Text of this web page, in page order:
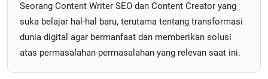
Seorang Content Writer SEO dan Content Creator yang
suka belajar hal-hal baru, terutama tentang transformasi
dunia digital agar bermanfaat dan memberikan solusi
atas permasalahan-permasalahan yang relevan saat ini.